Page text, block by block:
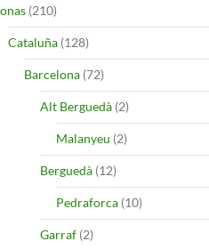
(210)
Cataluña (128)
Barcelona (72)
Alt Berguedà (2)
Malanyeu (2)
Berguedà (12)
Pedraforca (10)
Garraf (2)